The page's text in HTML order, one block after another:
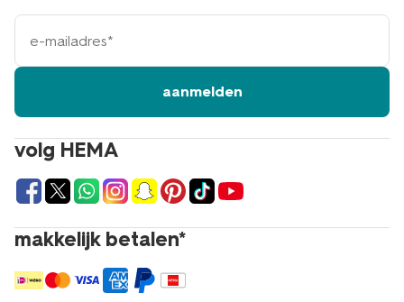
volg HEMA
makkelijk betalen*
e-
mailadres
aanmelden